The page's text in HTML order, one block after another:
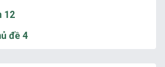
12
đề 4